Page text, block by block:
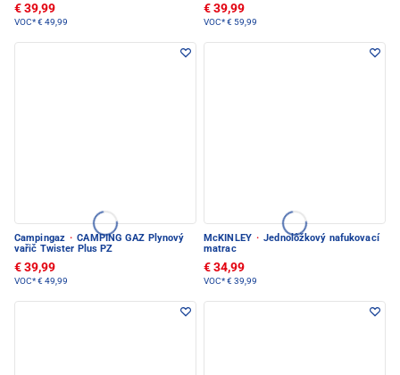
€ 39,99
VOC*€ 49,99
€ 39,99
VOC*€ 59,99
Campingaz · CAMPING GAZ Plynový
vařič Twister Plus PZ
€ 39,99
VOC*€ 49,99
McKINLEY · Jednolôžkový nafukovací
matrac
€ 34,99
VOC*€ 39,99